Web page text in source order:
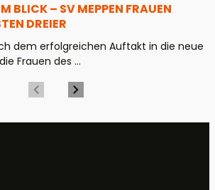
BLICK – SV MEPPEN FRAUEN
DREIER
dem erfolgreichen Auftakt in die neue
Frauen des ...